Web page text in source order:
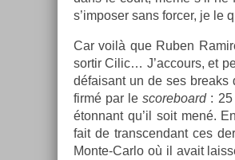
s’im­pos­er sans forc­er, je le
Car voilà que Ruben
sor­tir Cilic… J’ac­cours, et
défaisant un de ses breaks
firmé par lescoreboard: 25
éton­nant qu’il soit mené.
fait de trans­cen­dant ces
Monte-Carlo où il avait